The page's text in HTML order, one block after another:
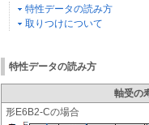
特性データの読み方
取りつけについて
特性データの読み方
軸受の
形E6B2-Cの場合